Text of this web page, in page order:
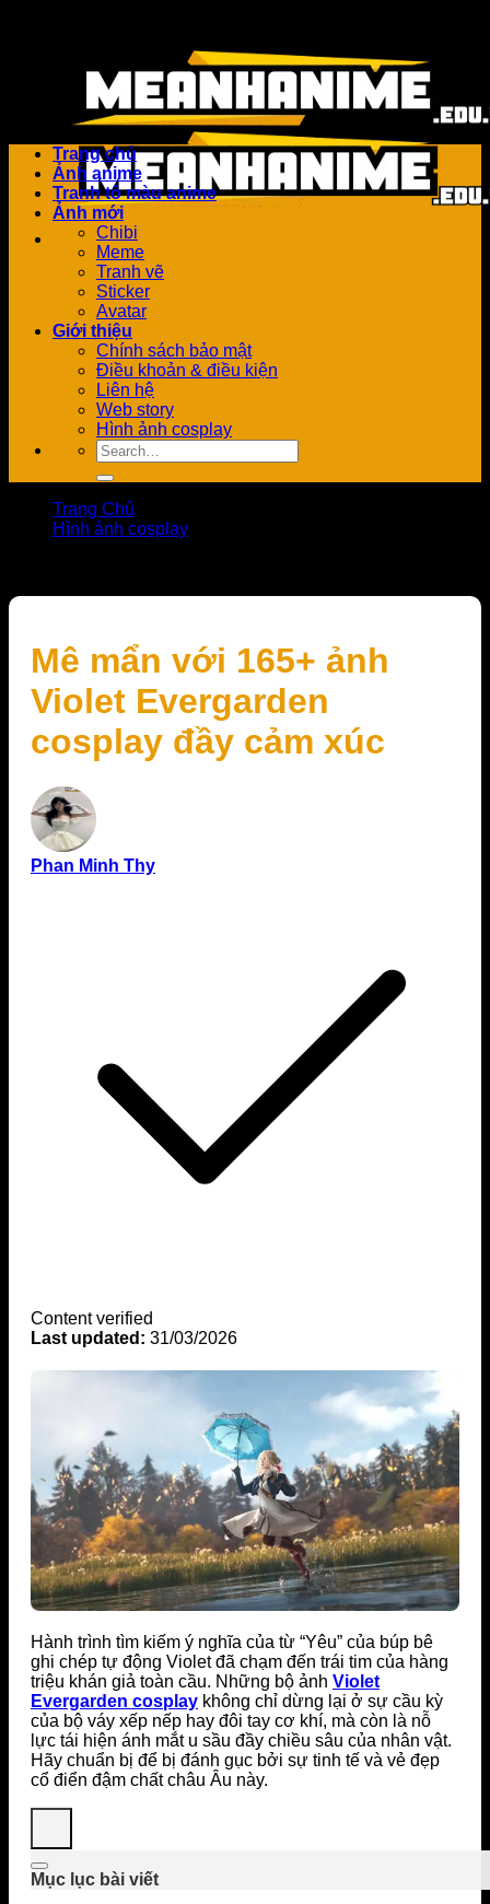
Trang chủ
Ảnh anime
Tranh tô màu anime
Ảnh mới
Chibi
Meme
Tranh vẽ
Sticker
Avatar
Giới thiệu
Chính sách bảo mật
Điều khoản & điều kiện
Liên hệ
Web story
Hình ảnh cosplay
Trang Chủ
Hình ảnh cosplay
Mê mẩn với 165+ ảnh
Violet Evergarden
cosplay đầy cảm xúc
Phan Minh Thy
Content verified
Last updated: 31/03/2026
Hành trình tìm kiếm ý nghĩa của từ “Yêu” của búp bê
ghi chép tự động Violet đã chạm đến trái tim của hàng
triệu khán giả toàn cầu. Những bộ ảnh Violet
Evergarden cosplay không chỉ dừng lại ở sự cầu kỳ
của bộ váy xếp nếp hay đôi tay cơ khí, mà còn là nỗ
lực tái hiện ánh mắt u sầu đầy chiều sâu của nhân vật.
Hãy chuẩn bị để bị đánh gục bởi sự tinh tế và vẻ đẹp
cổ điển đậm chất châu Âu này.
Mục lục bài viết